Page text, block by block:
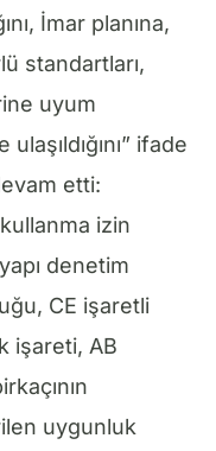
İmar planına,
standartları,
uyum
ifade
etti:
kullanma izin
denetim
CE işaretli
işareti, AB
uygunluk